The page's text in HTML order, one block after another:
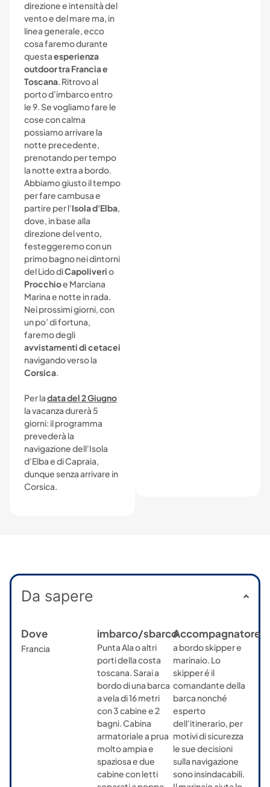
direzione e intensità del
vento e del mare ma, in
linea generale, ecco
cosa faremo durante
questaesperienza
outdoor tra Francia e
Toscana. Ritrovo al
porto d’imbarco entro
le 9. Se vogliamo fare le
cose con calma
possiamo arrivare la
notte precedente,
prenotando per tempo
la notte extra a bordo.
Abbiamo giusto il tempo
per fare cambusa e
partire per l'Isola d'Elba,
dove, in base alla
direzione del vento,
festeggeremo con un
primo bagno nei dintorni
del Lido diCapoliverio
Procchioe Marciana
Marina e notte in rada.
Nei prossimi giorni, con
un po’ di fortuna,
faremo degli
avvistamenti di cetacei
navigando verso la
Corsica.
Per ladata del 2 Giugno
la vacanza durerà 5
giorni: il programma
prevederà la
navigazione dell'Isola
d'Elba e di Capraia,
dunque senza arrivare in
Corsica.
Da sapere
Dove
Francia
imbarco/sbarco
Punta Ala o altri
porti della costa
toscana. Sarai a
bordo di una barca
a vela di 16 metri
con 3 cabine e 2
bagni. Cabina
armatoriale a prua
molto ampia e
spaziosa e due
cabine con letti
Accompagnatore
a bordo skipper e
marinaio. Lo
skipper é il
comandante della
barca nonché
esperto
dell'itinerario, per
motivi di sicurezza
le sue decisioni
sulla navigazione
sono insindacabili.